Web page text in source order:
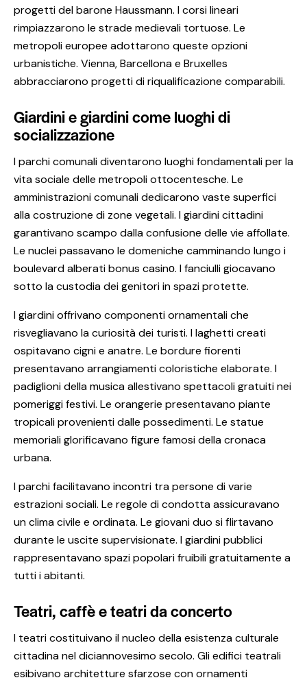
progetti del barone Haussmann. I corsi lineari
rimpiazzarono le strade medievali tortuose. Le
metropoli europee adottarono queste opzioni
urbanistiche. Vienna, Barcellona e Bruxelles
abbracciarono progetti di riqualificazione comparabili.
Giardini e giardini come luoghi di
socializzazione
I parchi comunali diventarono luoghi fondamentali per la
vita sociale delle metropoli ottocentesche. Le
amministrazioni comunali dedicarono vaste superfici
alla costruzione di zone vegetali. I giardini cittadini
garantivano scampo dalla confusione delle vie affollate.
Le nuclei passavano le domeniche camminando lungo i
boulevard alberati bonus casinо. I fanciulli giocavano
sotto la custodia dei genitori in spazi protette.
I giardini offrivano componenti ornamentali che
risvegliavano la curiosità dei turisti. I laghetti creati
ospitavano cigni e anatre. Le bordure fiorenti
presentavano arrangiamenti coloristiche elaborate. I
padiglioni della musica allestivano spettacoli gratuiti nei
pomeriggi festivi. Le orangerie presentavano piante
tropicali provenienti dalle possedimenti. Le statue
memoriali glorificavano figure famosi della cronaca
urbana.
I parchi facilitavano incontri tra persone di varie
estrazioni sociali. Le regole di condotta assicuravano
un clima civile e ordinata. Le giovani duo si flirtavano
durante le uscite supervisionate. I giardini pubblici
rappresentavano spazi popolari fruibili gratuitamente a
tutti i abitanti.
Teatri, caffè e teatri da concerto
I teatri costituivano il nucleo della esistenza culturale
cittadina nel diciannovesimo secolo. Gli edifici teatrali
esibivano architetture sfarzose con ornamenti